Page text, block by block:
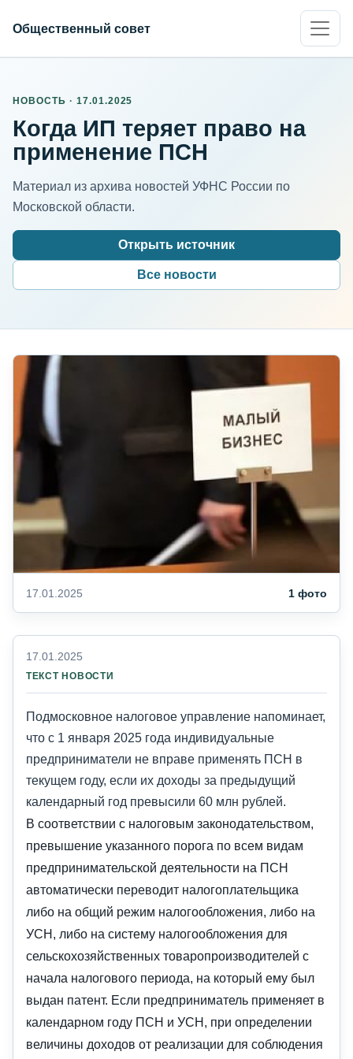
Общественный совет
НОВОСТЬ · 17.01.2025
Когда ИП теряет право на
применение ПСН
Материал из архива новостей УФНС России по
Московской области.
Открыть источник
Все новости
17.01.2025 1 фото
17.01.2025
ТЕКСТ НОВОСТИ
Подмосковное налоговое управление напоминает,
что с 1 января 2025 года индивидуальные
предприниматели не вправе применять ПСН в
текущем году, если их доходы за предыдущий
календарный год превысили 60 млн рублей.
В соответствии с налоговым законодательством,
превышение указанного порога по всем видам
предпринимательской деятельности на ПСН
автоматически переводит налогоплательщика
либо на общий режим налогообложения, либо на
УСН, либо на систему налогообложения для
сельскохозяйственных товаропроизводителей с
начала налогового периода, на который ему был
выдан патент. Если предприниматель применяет в
календарном году ПСН и УСН, при определении
величины доходов от реализации для соблюдения